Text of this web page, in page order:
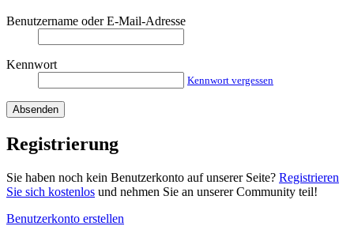
Benutzername oder E-Mail-Adresse
Kennwort
Kennwort vergessen
Registrierung
Sie haben noch kein Benutzerkonto auf unserer Seite? Registrieren
Sie sich kostenlos und nehmen Sie an unserer Community teil!
Benutzerkonto erstellen